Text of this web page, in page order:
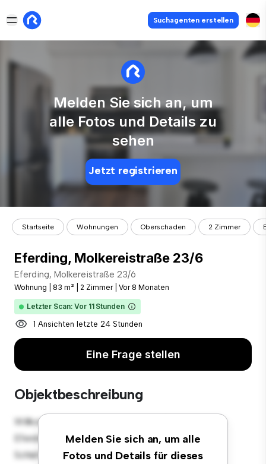
Suchagenten erstellen
Melden Sie sich an, um
alle Fotos und Details zu
sehen
Jetzt registrieren
Startseite Wohnungen Oberschaden 2 Zimmer
Eferding, Molkereistraße 23/6
Eferding, Molkereistraße 23/6
Wohnung 83 m² 2 Zimmer Vor 8 Monaten
Letzter Scan: Vor 11 Stunden
1 Ansichten letzte 24 Stunden
Eine Frage stellen
Objektbeschreibung
Melden Sie sich an, um alle
Fotos und Details für dieses
Willkommen in Ihrem neuen urbanen Rückzugsort in
Eferding, Molkereistraße 23/6! Diese moderne 2
Schlafzimmer-Wohnung bietet einen stilvollen und